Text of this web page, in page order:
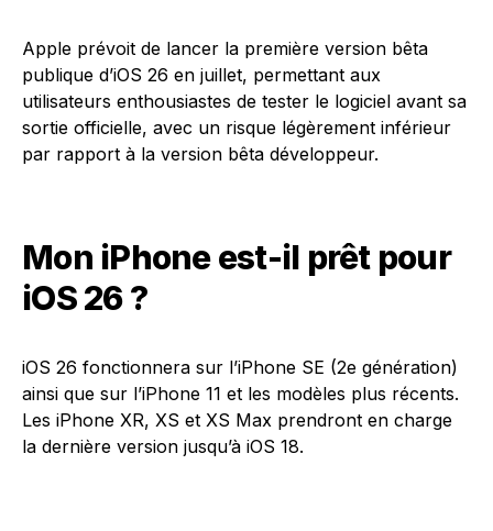
Apple prévoit de lancer la première version bêta
publique d’iOS 26 en juillet, permettant aux
utilisateurs enthousiastes de tester le logiciel avant sa
sortie officielle, avec un risque légèrement inférieur
par rapport à la version bêta développeur.
Mon iPhone est-il prêt pour
iOS 26 ?
iOS 26 fonctionnera sur l’iPhone SE (2e génération)
ainsi que sur l’iPhone 11 et les modèles plus récents.
Les iPhone XR, XS et XS Max prendront en charge
la dernière version jusqu’à iOS 18.